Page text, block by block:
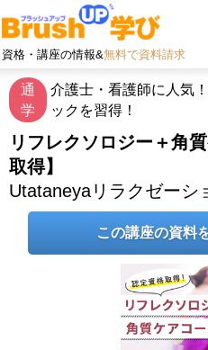
資格・講座の情報&無料で資料請求
通
学
介護士・看護師に人気
ックを習得！
リフレクソロジー＋角
取得】
Utataneyaリラクゼーシ
この講座の資料